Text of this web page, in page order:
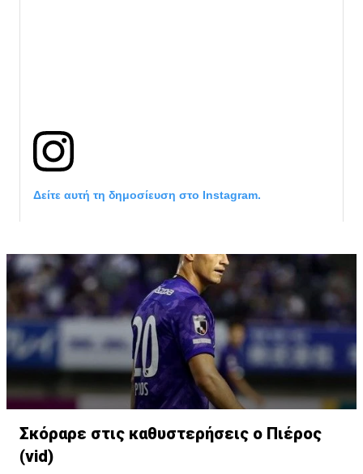
Δείτε αυτή τη δημοσίευση στο Instagram.
Η δημοσίευση κοινοποιήθηκε από το χρήστη David Beckham
Σκόραρε στις καθυστερήσεις ο Πιέρος
(vid)